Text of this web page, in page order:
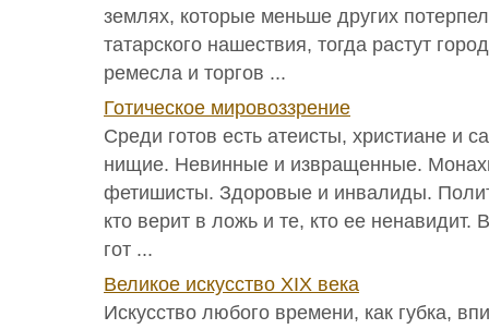
землях, которые меньше других
татарского нашествия, тогда растут
ремесла и торгов ...
Готическое мировоззрение
Среди готов есть атеисты, христиане и
нищие. Невинные и извращенные.
фетишисты. Здоровые и инвалиды.
кто верит в ложь и те, кто ее ненавидит.
гот ...
Великое искусство XIX века
Искусство любого времени, как губка,